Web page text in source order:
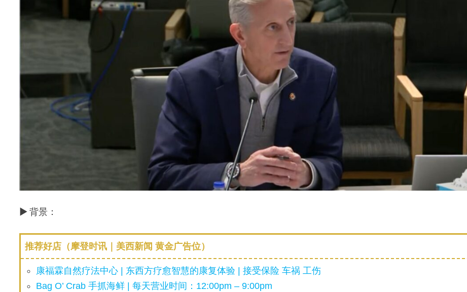
▶ 背景：
推荐好店（摩登时讯｜美西新闻 黄金广告位）
康福霖自然疗法中心 | 东西方疗愈智慧的康复体验 | 接受保险 车祸 工伤
Bag O’ Crab 手抓海鲜 | 每天营业时间：12:00pm – 9:00pm